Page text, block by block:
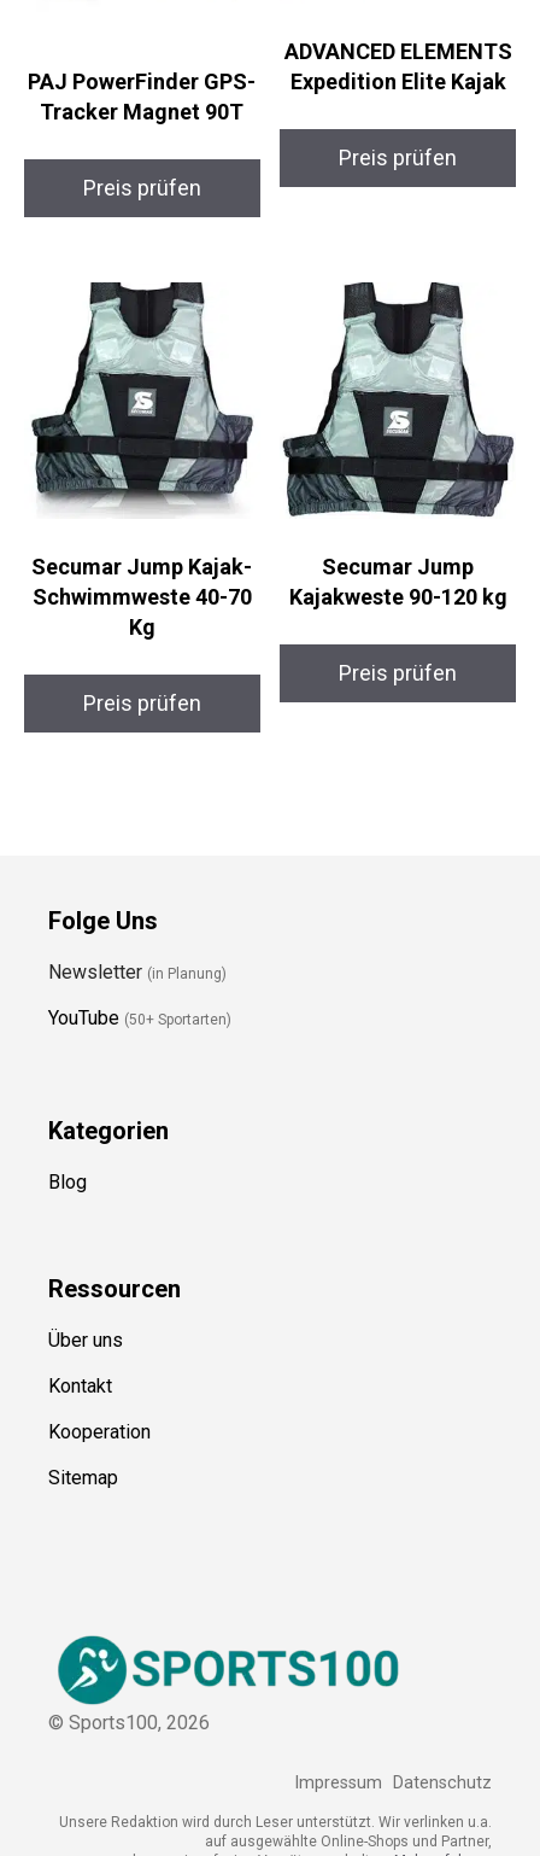
GPS-Tracker Magnet
90T
Preis prüfen
ELEMENTS Expedition
Elite Kajak
Preis prüfen
Secumar Jump Kajak-
Schwimmweste 40-70
Kg
Preis prüfen
Secumar Jump
Kajakweste 90-120 kg
Preis prüfen
Folge Uns
Newsletter (in Planung)
YouTube (50+ Sportarten)
Kategorien
Blog
Ressourcen
Über uns
Kontakt
Kooperation
Sitemap
© Sports100, 2026
Impressum Datenschutz
Unsere Redaktion wird durch Leser unterstützt. Wir verlinken
u.a. auf ausgewählte Online-Shops und Partner,